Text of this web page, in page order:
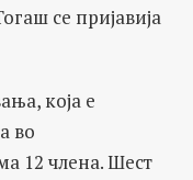
се пријавија
која е
во
12 члена. Шест